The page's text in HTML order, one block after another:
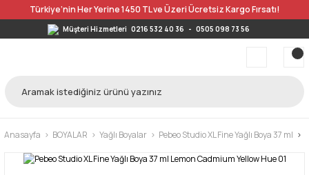
Türkiye’nin Her Yerine 1450 TL ve Üzeri Ücretsiz Kargo Fırsatı!
Müşteri Hizmetleri 0216 532 40 36 - 0505 098 73 56
Anasayfa BOYALAR Yağlı Boyalar Pebeo Studio XL Fine Yağlı Boya 37 ml